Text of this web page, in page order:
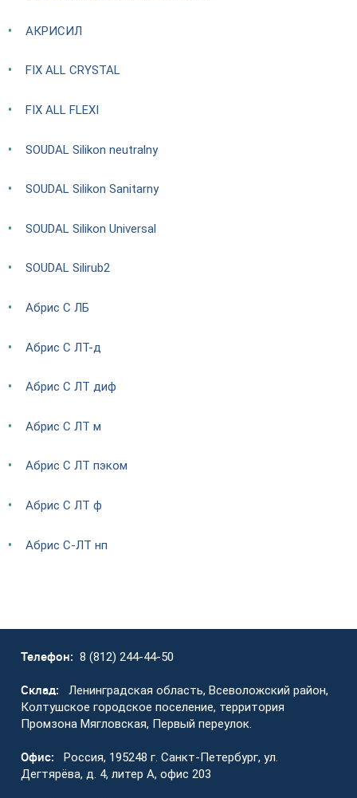
АКРИСИЛ
FIX ALL CRYSTAL
FIX ALL FLEXI
SOUDAL Silikon neutralny
SOUDAL Silikon Sanitarny
SOUDAL Silikon Universal
SOUDAL Silirub2
Абрис С ЛБ
Абрис С ЛТ-д
Абрис С ЛТ диф
Абрис С ЛТ м
Абрис С ЛТ пэком
Абрис С ЛТ ф
Абрис С-ЛТ нп
Телефон: 8 (812) 244-44-50
Склад:
Ленинградская область, Всеволожский район,
Колтушское городское поселение, территория
Промзона Мягловская, Первый переулок.
Офис:
Россия, 195248 г. Санкт-Петербург, ул.
Дегтярёва, д. 4, литер А, офис 203